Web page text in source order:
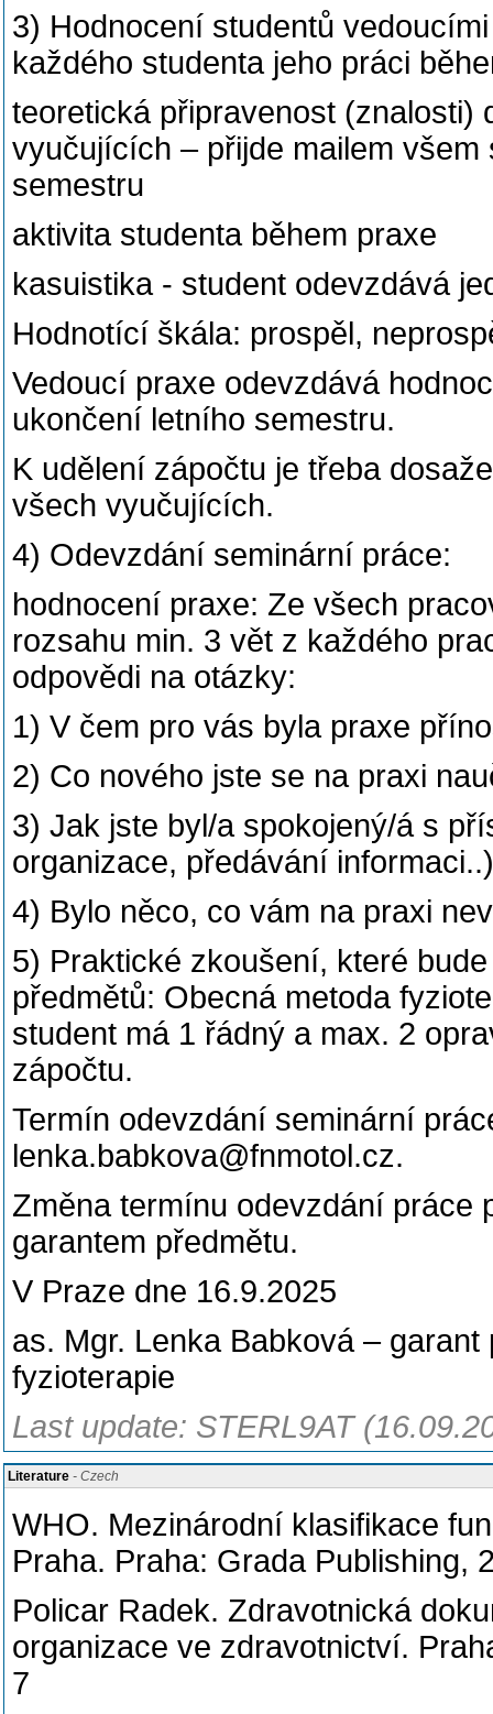
3) Hodnocení studentů
každého studenta jeho práci
teoretická připravenost (znalosti)
vyučujících – přijde mailem
semestru
aktivita studenta během praxe
kasuistika - student odevzdává
Hodnotící škála: prospěl,
Vedoucí praxe odevzdává
ukončení letního semestru.
K udělení zápočtu je třeba
všech vyučujících.
4) Odevzdání seminární práce:
hodnocení praxe: Ze všech
rozsahu min. 3 vět z každého
odpovědi na otázky:
1) V čem pro vás byla praxe
2) Co nového jste se na praxi
3) Jak jste byl/a spokojený/á s
organizace, předávání
4) Bylo něco, co vám na praxi
5) Praktické zkoušení, které
předmětů: Obecná metoda
student má 1 řádný a max. 2
zápočtu.
Termín odevzdání seminární
lenka.babkova@fnmotol.cz.
Změna termínu odevzdání práce
garantem předmětu.
V Praze dne 16.9.2025
as. Mgr. Lenka Babková –
fyzioterapie
Last update: STERL9AT
Literature - Czech
WHO. Mezinárodní klasifikace
Praha. Praha: Grada Publishing,
Policar Radek. Zdravotnická
organizace ve zdravotnictví.
7